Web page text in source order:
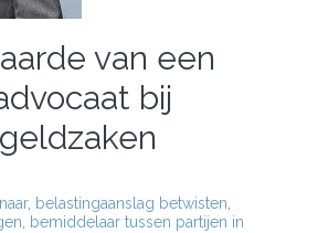
van een
bij
, belastingaanslag betwisten
bemiddelaar tussen partijen in